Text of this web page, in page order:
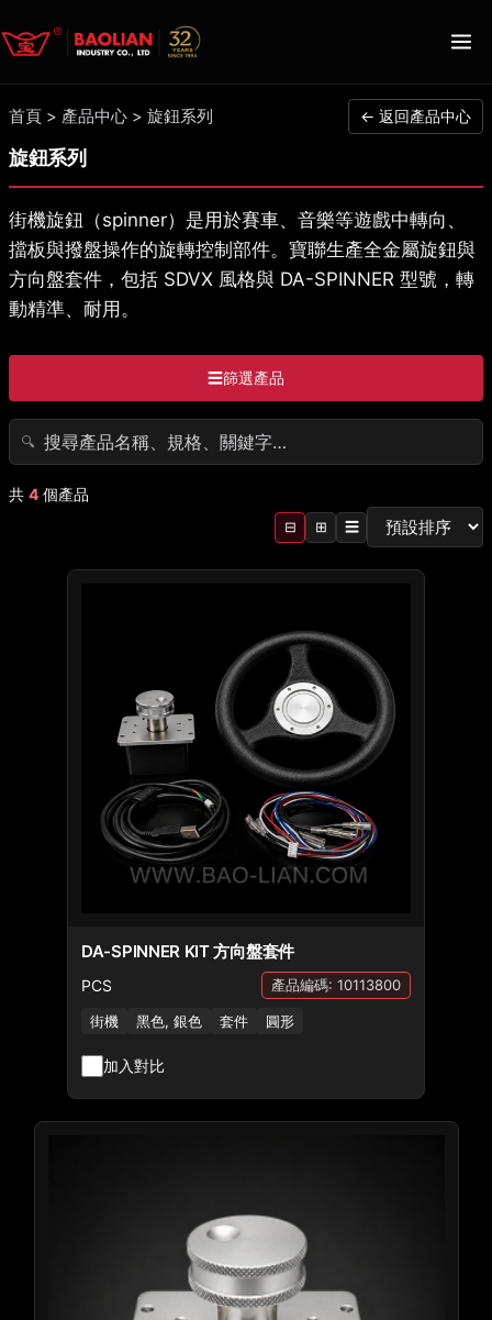
首頁 > 產品中心 > 旋鈕系列 ← 返回產品中心
旋鈕系列
街機旋鈕（spinner）是用於賽車、音樂等遊戲中轉向、
擋板與撥盤操作的旋轉控制部件。寶聯生產全金屬旋鈕與
方向盤套件，包括 SDVX 風格與 DA-SPINNER 型號，轉
動精準、耐用。
☰篩選產品
🔍
共 4 個產品
⊟ ⊞ ☰
DA-SPINNER KIT 方向盤套件
PCS 產品編碼: 10113800
街機 黑色, 銀色 套件 圓形
加入對比